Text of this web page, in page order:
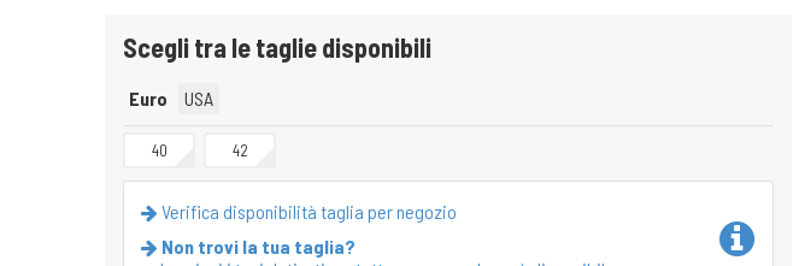
Scegli tra le taglie disponibili
Euro USA
40 42
Verifica disponibilità taglia per negozio
Non trovi la tua taglia?